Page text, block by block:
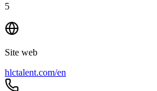
5
Site web
hlctalent.com/en